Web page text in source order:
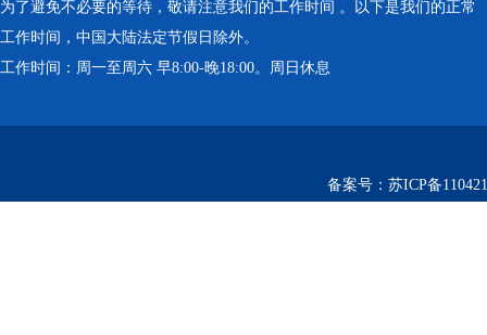
为了避免不必要的等待，敬请注意我们的工作时间 。以下是我们的正常
工作时间，中国大陆法定节假日除外。
工作时间：周一至周六 早8:00-晚18:00。周日休息
备案号： 苏ICP备